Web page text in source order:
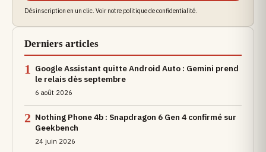
Désinscription en un clic. Voir notre politique de confidentialité.
Derniers articles
1 Google Assistant quitte Android Auto : Gemini prend
le relais dès septembre
6 août 2026
2 Nothing Phone 4b : Snapdragon 6 Gen 4 confirmé sur
Geekbench
24 juin 2026